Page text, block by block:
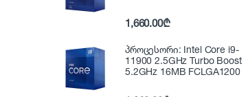
1,660.00₾
პროცესორი: Intel Core i9-
11900 2.5GHz Turbo Boost
5.2GHz 16MB FCLGA1200